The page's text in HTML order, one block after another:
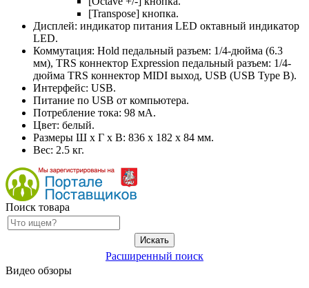
[Transpose] кнопка.
Дисплей: индикатор питания LED октавный индикатор
LED.
Коммутация: Hold педальный разъем: 1/4-дюйма (6.3
мм), TRS коннектор Expression педальный разъем: 1/4-
дюйма TRS коннектор MIDI выход, USB (USB Type B).
Интерфейс: USB.
Питание по USB от компьютера.
Потребление тока: 98 мА.
Цвет: белый.
Размеры Ш х Г х В: 836 х 182 х 84 мм.
Вес: 2.5 кг.
Поиск товара
Расширенный поиск
Видео обзоры